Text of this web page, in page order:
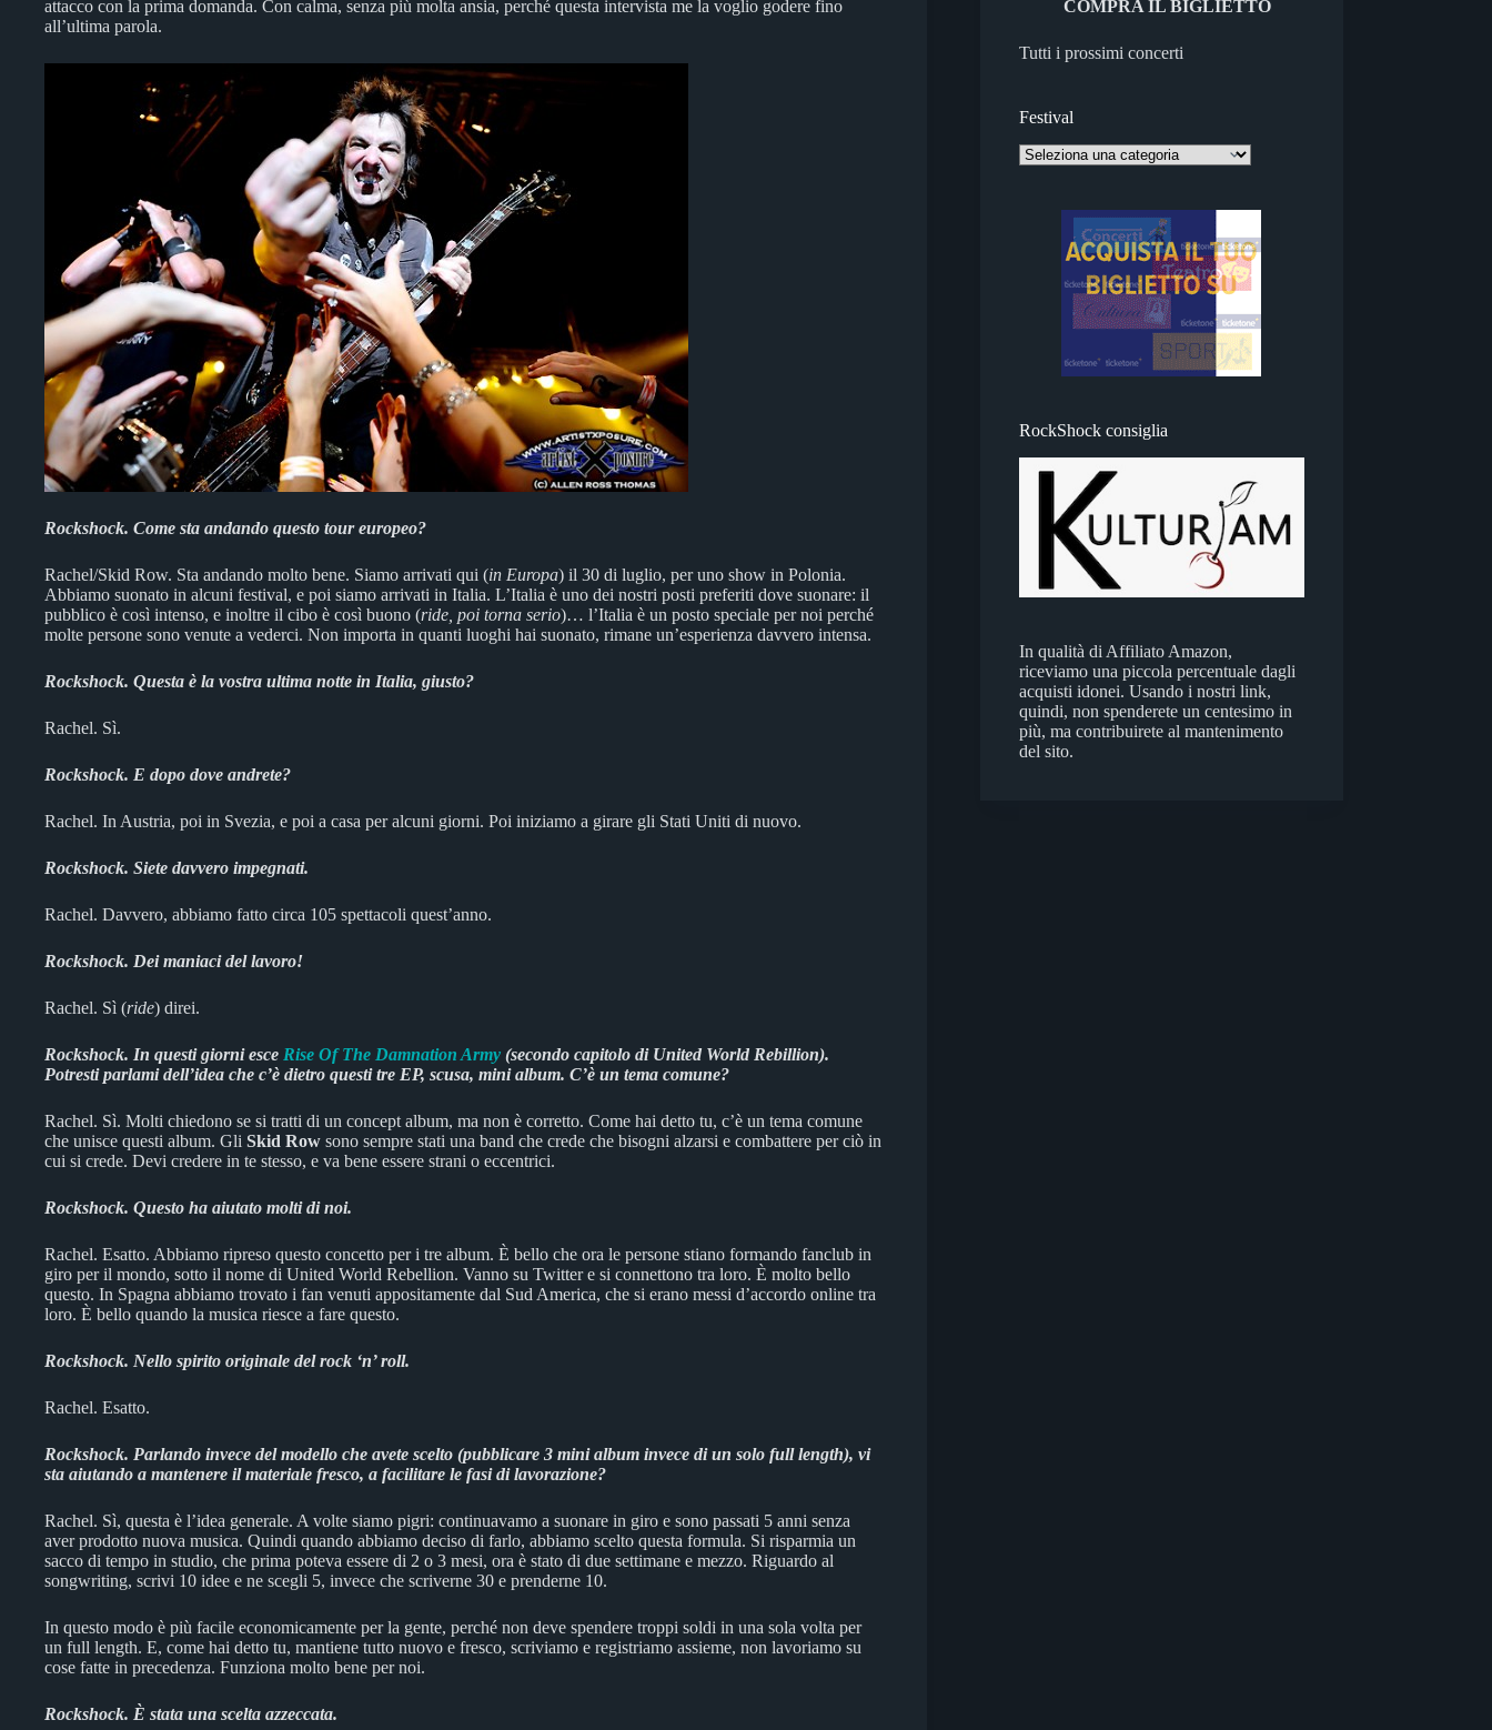
attacco con la prima domanda. Con calma, senza più molta ansia, perché questa intervista me la voglio godere fino
all’ultima parola.
Rockshock. Come sta andando questo tour europeo?
Rachel/Skid Row. Sta andando molto bene. Siamo arrivati qui (in Europa) il 30 di luglio, per uno show in Polonia.
Abbiamo suonato in alcuni festival, e poi siamo arrivati in Italia. L’Italia è uno dei nostri posti preferiti dove suonare: il
pubblico è così intenso, e inoltre il cibo è così buono (ride, poi torna serio)… l’Italia è un posto speciale per noi perché
molte persone sono venute a vederci. Non importa in quanti luoghi hai suonato, rimane un’esperienza davvero intensa.
Rockshock. Questa è la vostra ultima notte in Italia, giusto?
Rachel. Sì.
Rockshock. E dopo dove andrete?
Rachel. In Austria, poi in Svezia, e poi a casa per alcuni giorni. Poi iniziamo a girare gli Stati Uniti di nuovo.
Rockshock. Siete davvero impegnati.
Rachel. Davvero, abbiamo fatto circa 105 spettacoli quest’anno.
Rockshock. Dei maniaci del lavoro!
Rachel. Sì (ride) direi.
Rockshock. In questi giorni esce Rise Of The Damnation Army (secondo capitolo di United World Rebillion).
Potresti parlami dell’idea che c’è dietro questi tre EP, scusa, mini album. C’è un tema comune?
Rachel. Sì. Molti chiedono se si tratti di un concept album, ma non è corretto. Come hai detto tu, c’è un tema comune
che unisce questi album. Gli Skid Row sono sempre stati una band che crede che bisogni alzarsi e combattere per ciò in
cui si crede. Devi credere in te stesso, e va bene essere strani o eccentrici.
Rockshock. Questo ha aiutato molti di noi.
Rachel. Esatto. Abbiamo ripreso questo concetto per i tre album. È bello che ora le persone stiano formando fanclub in
giro per il mondo, sotto il nome di United World Rebellion. Vanno su Twitter e si connettono tra loro. È molto bello
questo. In Spagna abbiamo trovato i fan venuti appositamente dal Sud America, che si erano messi d’accordo online tra
loro. È bello quando la musica riesce a fare questo.
Rockshock. Nello spirito originale del rock ‘n’ roll.
Rachel. Esatto.
Rockshock. Parlando invece del modello che avete scelto (pubblicare 3 mini album invece di un solo full length), vi
sta aiutando a mantenere il materiale fresco, a facilitare le fasi di lavorazione?
Rachel. Sì, questa è l’idea generale. A volte siamo pigri: continuavamo a suonare in giro e sono passati 5 anni senza
aver prodotto nuova musica. Quindi quando abbiamo deciso di farlo, abbiamo scelto questa formula. Si risparmia un
sacco di tempo in studio, che prima poteva essere di 2 o 3 mesi, ora è stato di due settimane e mezzo. Riguardo al
songwriting, scrivi 10 idee e ne scegli 5, invece che scriverne 30 e prenderne 10.
In questo modo è più facile economicamente per la gente, perché non deve spendere troppi soldi in una sola volta per
un full length. E, come hai detto tu, mantiene tutto nuovo e fresco, scriviamo e registriamo assieme, non lavoriamo su
cose fatte in precedenza. Funziona molto bene per noi.
Rockshock. È stata una scelta azzeccata.
COMPRA IL BIGLIETTO
Tutti i prossimi concerti
Festival
RockShock consiglia
In qualità di Affiliato Amazon,
riceviamo una piccola percentuale dagli
acquisti idonei. Usando i nostri link,
quindi, non spenderete un centesimo in
più, ma contribuirete al mantenimento
del sito.